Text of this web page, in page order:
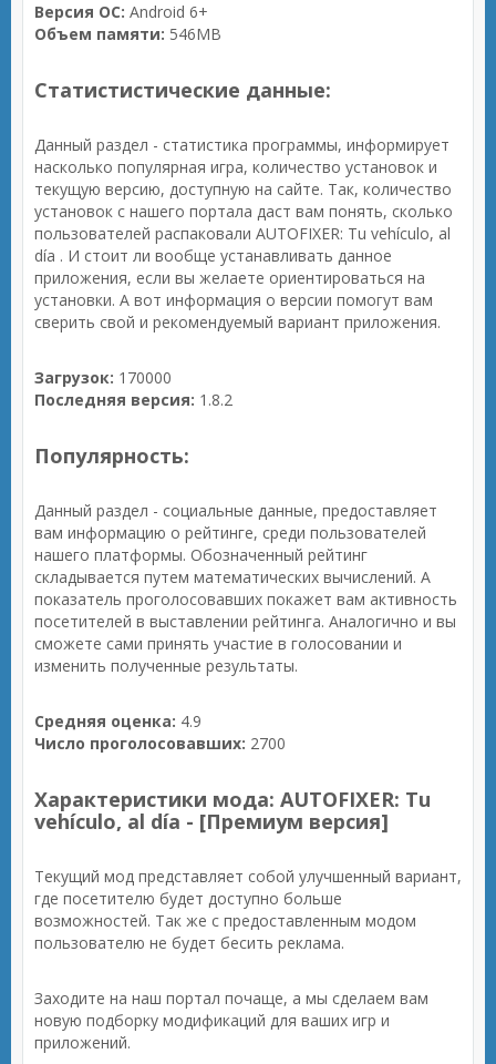
Версия ОС: Android 6+
Объем памяти: 546MB
Статистистические данные:
Данный раздел - статистика программы, информирует
насколько популярная игра, количество установок и
текущую версию, доступную на сайте. Так, количество
установок с нашего портала даст вам понять, сколько
пользователей распаковали AUTOFIXER: Tu vehículo, al
día . И стоит ли вообще устанавливать данное
приложения, если вы желаете ориентироваться на
установки. А вот информация о версии помогут вам
сверить свой и рекомендуемый вариант приложения.
Загрузок: 170000
Последняя версия: 1.8.2
Популярность:
Данный раздел - социальные данные, предоставляет
вам информацию о рейтинге, среди пользователей
нашего платформы. Обозначенный рейтинг
складывается путем математических вычислений. А
показатель проголосовавших покажет вам активность
посетителей в выставлении рейтинга. Аналогично и вы
сможете сами принять участие в голосовании и
изменить полученные результаты.
Средняя оценка: 4.9
Число проголосовавших: 2700
Характеристики мода: AUTOFIXER: Tu
vehículo, al día - [Премиум версия]
Текущий мод представляет собой улучшенный вариант,
где посетителю будет доступно больше
возможностей. Так же с предоставленным модом
пользователю не будет бесить реклама.
Заходите на наш портал почаще, а мы сделаем вам
новую подборку модификаций для ваших игр и
приложений.